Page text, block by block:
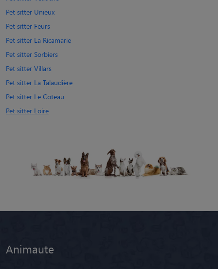
Pet sitter Unieux
Pet sitter Feurs
Pet sitter La Ricamarie
Pet sitter Sorbiers
Pet sitter Villars
Pet sitter La Talaudière
Pet sitter Le Coteau
Pet sitter Loire
Animaute